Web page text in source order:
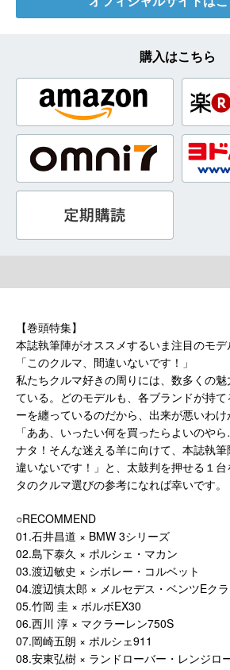
購入はこちら
【巻頭特集】
本誌執筆陣がオススメするいま注目のモデ
「このクルマ、間違いないです！」
私たちクルマ好きの周りには、数多くの
ている。どのモデルも、各ブランドが持
ーを纏っているのだから、出来が悪いわけ
「ああ、いったい何を買ったらよいのや
ナタ！そんな迷える羊に向けて、本誌執
違いないです！」と、太鼓判を押せる１
タのクルマ選びの参考になれば幸いです。
○RECOMMEND
01.石井昌道 × BMW 3シリーズ
02.島下泰久 × ポルシェ・マカン
03.渡辺敏史 × シボレー・コルベット
04.渡辺慎太郎 × メルセデス・ベンツEク
05.竹岡 圭 × ボルボEX30
06.西川 淳 × マクラーレン750S
07.岡崎五朗 × ポルシェ911
08.安東弘樹 × ランドローバー・レンジロ